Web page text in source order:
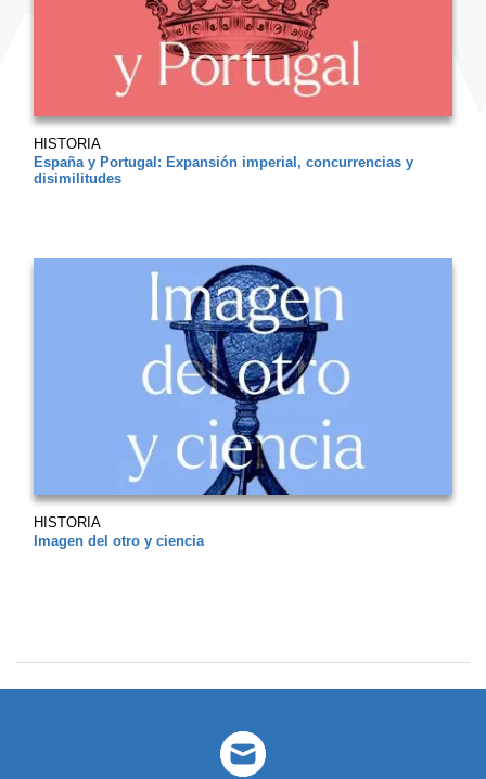
HISTORIA
España y Portugal: Expansión imperial, concurrencias y
disimilitudes
HISTORIA
Imagen del otro y ciencia